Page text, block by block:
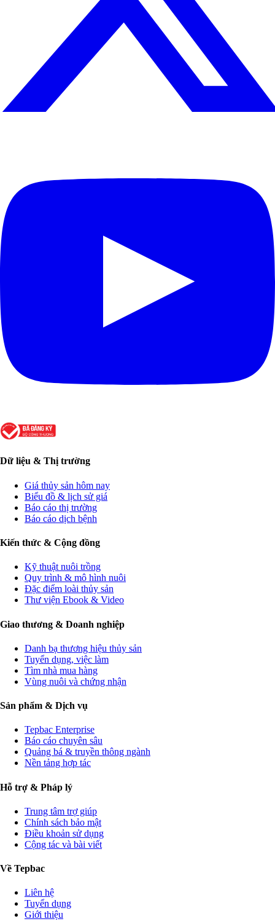
Dữ liệu & Thị trường
Giá thủy sản hôm nay
Biểu đồ & lịch sử giá
Báo cáo thị trường
Báo cáo dịch bệnh
Kiến thức & Cộng đồng
Kỹ thuật nuôi trồng
Quy trình & mô hình nuôi
Đặc điểm loài thủy sản
Thư viện Ebook & Video
Giao thương & Doanh nghiệp
Danh bạ thương hiệu thủy sản
Tuyển dụng, việc làm
Tìm nhà mua hàng
Vùng nuôi và chứng nhận
Sản phẩm & Dịch vụ
Tepbac Enterprise
Báo cáo chuyên sâu
Quảng bá & truyền thông ngành
Nền tảng hợp tác
Hỗ trợ & Pháp lý
Trung tâm trợ giúp
Chính sách bảo mật
Điều khoản sử dụng
Cộng tác và bài viết
Về Tepbac
Liên hệ
Tuyển dụng
Giới thiệu